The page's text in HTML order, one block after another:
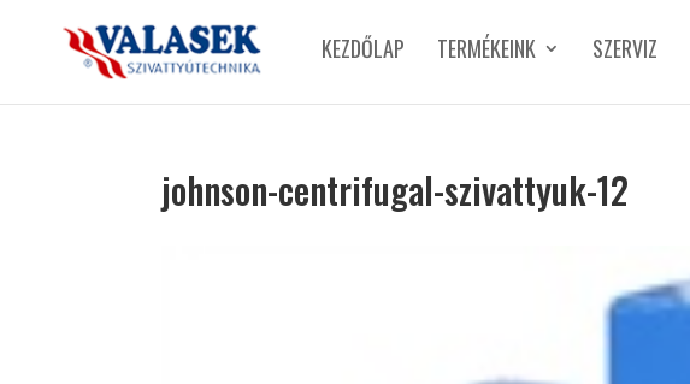
KEZDŐLAP TERMÉKEINK SZERVIZ
johnson-centrifugal-szivattyuk-12